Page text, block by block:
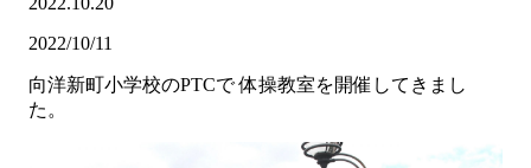
2022/10/11
向洋新町小学校のPTCで 体操教室を開催してきまし
た。